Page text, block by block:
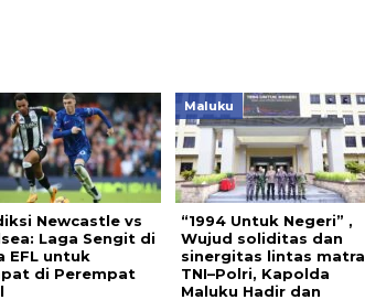
Newcastle vs
Laga Sengit di
EFL untuk
di Perempat
Maluku
“1994 Untuk Negeri” ,
Wujud soliditas dan
sinergitas lintas matra
TNI–Polri, Kapolda
Maluku Hadir dan